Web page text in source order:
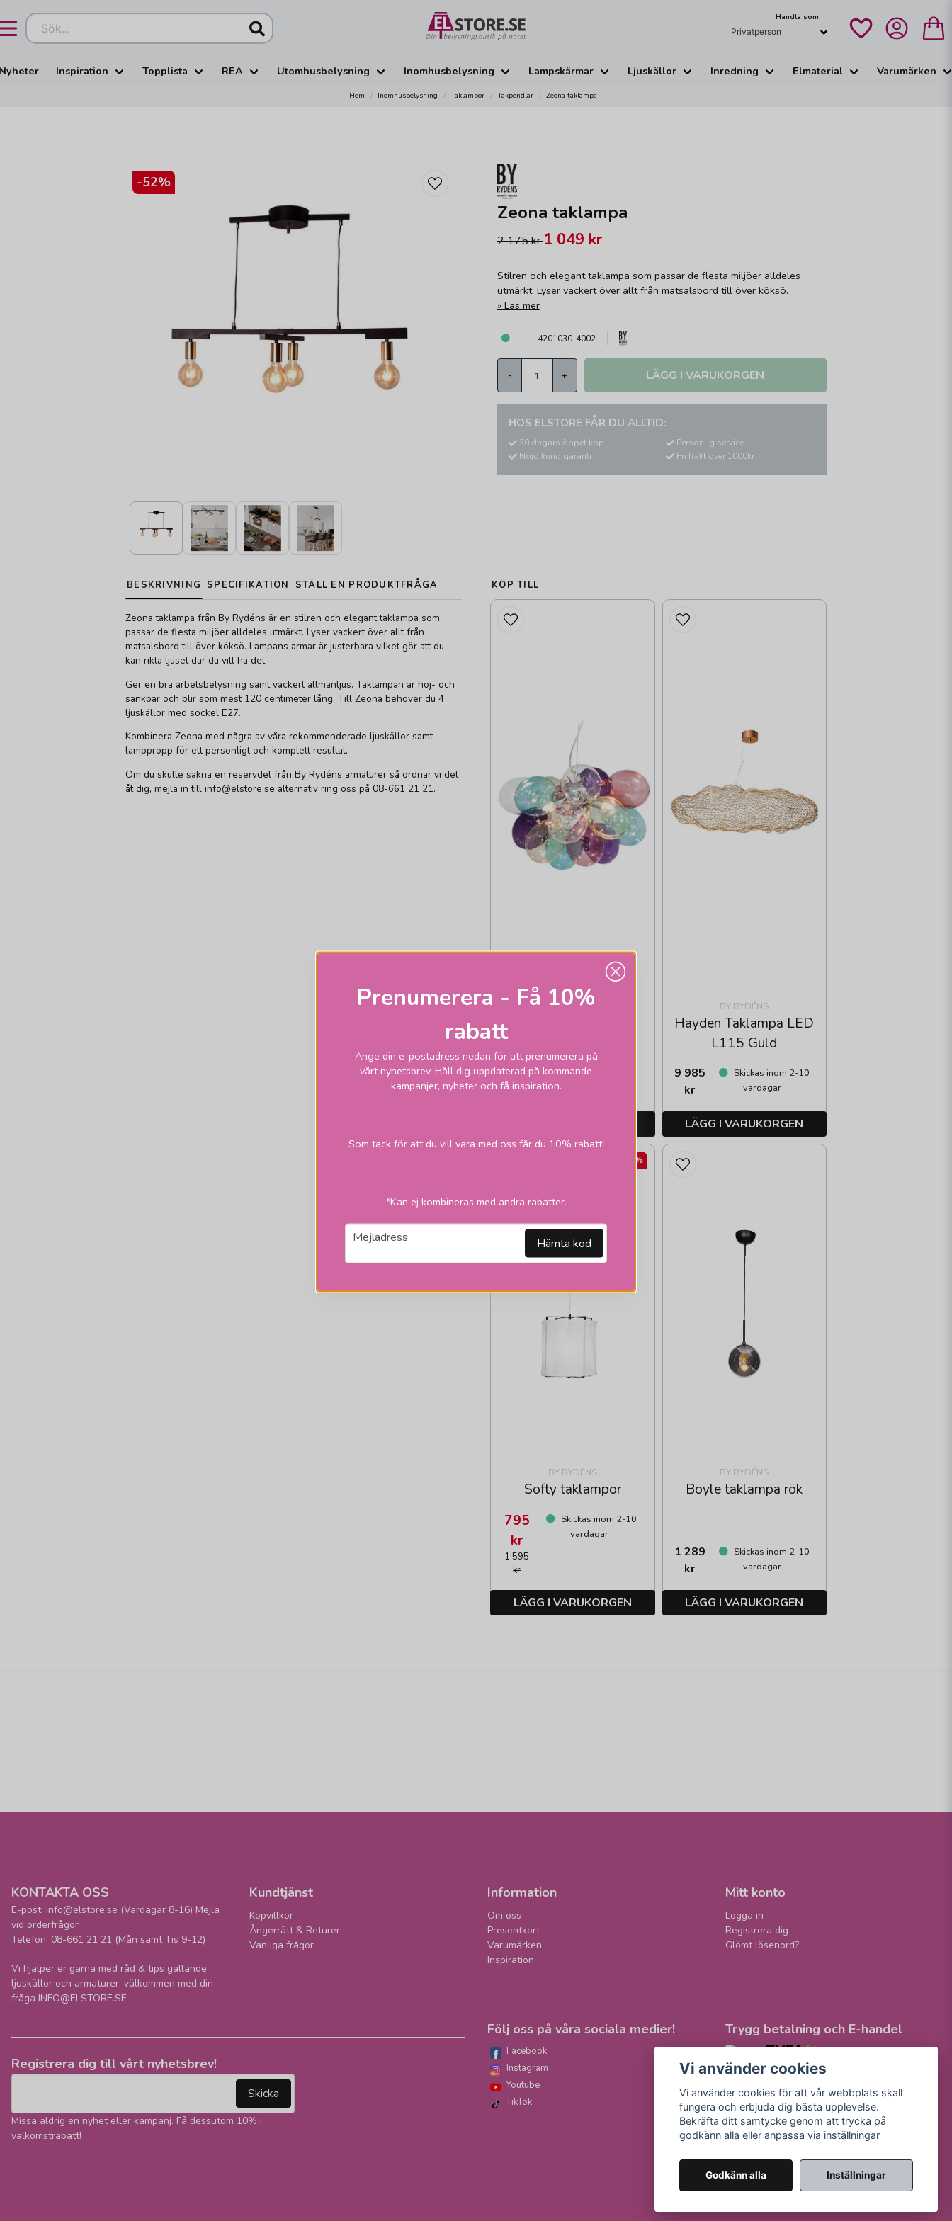
Sök... Handla som
Inspiration Topplista REA Utomhusbelysning Inomhusbelysning Lampskärmar Ljuskällor Inredning Elmaterial Varumärken
Hem Inomhusbelysning Taklampor Takpendlar Zeona taklampa
-52%
Zeona taklampa
2 175 kr1 049 kr
Stilren och elegant taklampa som passar de flesta miljöer alldeles
utmärkt. Lyser vackert över allt från matsalsbord till över köksö.
Läs mer
4201030-4002
- + LÄGG I VARUKORGEN
HOS ELSTORE FÅR DU ALLTID:
30 dagars öppet köp
Nöjd kund garanti
Personlig service
Fri frakt över 1000kr
BESKRIVNING SPECIFIKATION STÄLL EN PRODUKTFRÅGA
Zeona taklampa från By Rydéns är en stilren och elegant taklampa som
passar de flesta miljöer alldeles utmärkt. Lyser vackert över allt från
matsalsbord till över köksö. Lampans armar är justerbara vilket gör att du
kan rikta ljuset där du vill ha det.
Ger en bra arbetsbelysning samt vackert allmänljus. Taklampan är höj- och
sänkbar och blir som mest 120 centimeter lång. Till Zeona behöver du 4
ljuskällor med sockel E27.
Kombinera Zeona med några av våra rekommenderade ljuskällor samt
lamppropp för ett personligt och komplett resultat.
Om du skulle sakna en reservdel från By Rydéns armaturer så ordnar vi det
åt dig, mejla in till info@elstore.se alternativ ring oss på 08-661 21 21.
KÖP TILL
BY RYDÉNS
2 785
kr
Skickas inom 2-10
BY RYDÉNS
Hayden Taklampa LED
L115 Guld
9 985
kr
Skickas inom 2-10
vardagar
LÄGG I VARUKORGEN
BY RYDÉNS
Softy taklampor
1 595
kr
795
kr
Skickas inom 2-10
vardagar
LÄGG I VARUKORGEN
-50%
BY RYDÉNS
Boyle taklampa rök
1 289
kr
Skickas inom 2-10
vardagar
LÄGG I VARUKORGEN
Prenumerera - Få 10%
rabatt
Ange din e-postadress nedan för att prenumerera på
vårt nyhetsbrev. Håll dig uppdaterad på kommande
kampanjer, nyheter och få inspiration.
Som tack för att du vill vara med oss får du 10% rabatt!
*Kan ej kombineras med andra rabatter.
email
Mejladress Hämta kod
KONTAKTA OSS
E-post: info@elstore.se (Vardagar 8-16) Mejla
vid orderfrågor
Telefon: 08-661 21 21 (Mån samt Tis 9-12)
Vi hjälper er gärna med råd & tips gällande
ljuskällor och armaturer, välkommen med din
fråga INFO@ELSTORE.SE
Kundtjänst
Köpvillkor
Ångerrätt & Returer
Vanliga frågor
Information
Om oss
Presentkort
Varumärken
Inspiration
Mitt konto
Logga in
Registrera dig
Glömt lösenord?
Registrera dig till vårt nyhetsbrev!
Skicka
Missa aldrig en nyhet eller kampanj. Få dessutom 10% i
välkomstrabatt!
Följ oss på våra sociala medier!
Facebook
Instagram
Youtube
TikTok
Trygg betalning och E-handel
Vi använder cookies
Vi använder cookies för att vår webbplats skall
fungera och erbjuda dig bästa upplevelse.
Bekräfta ditt samtycke genom att trycka på
godkänn alla eller anpassa via inställningar
Godkänn alla Inställningar